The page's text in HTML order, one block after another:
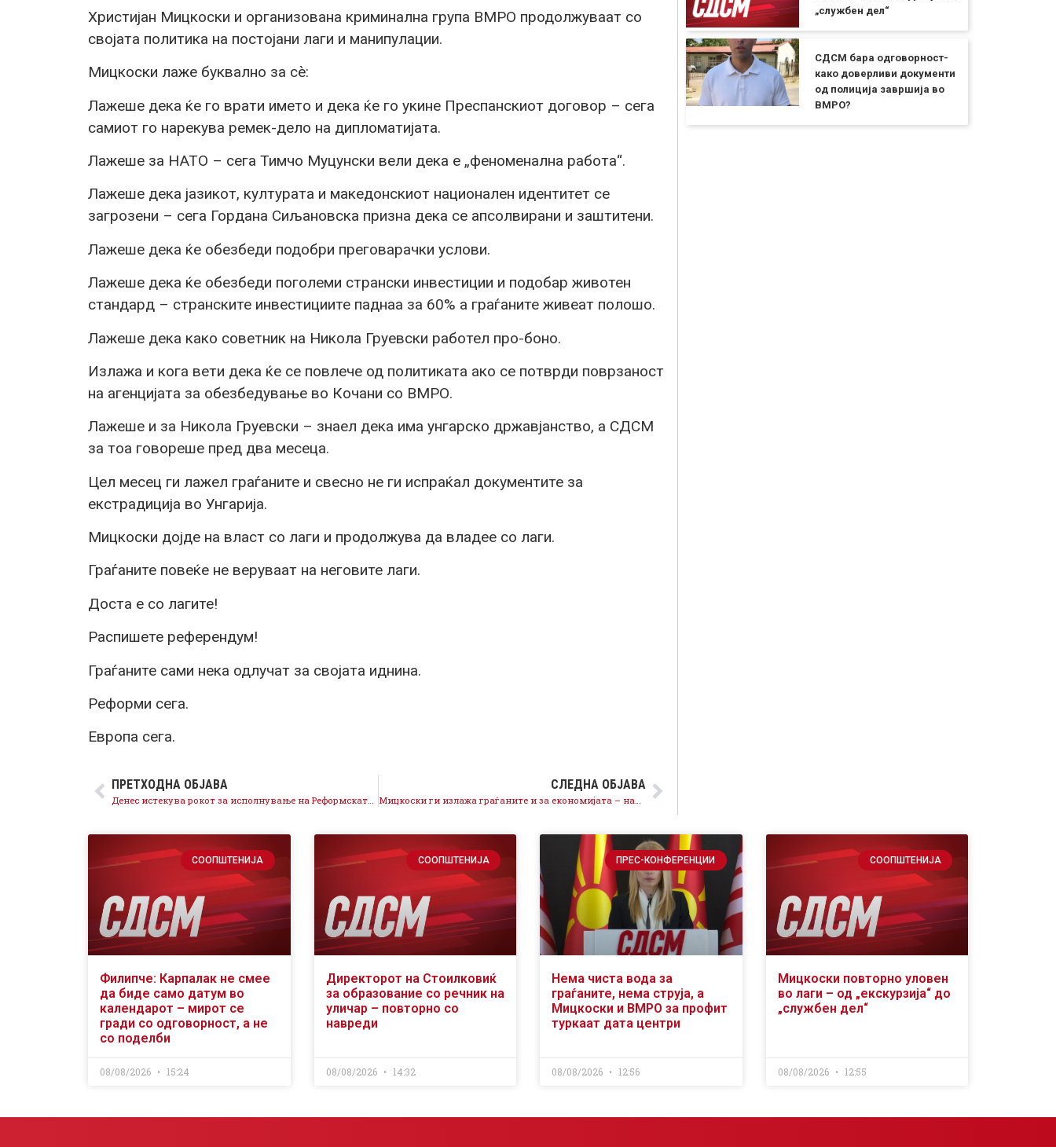
Христијан Мицкоски и организована криминална група ВМРО продолжуваат со
својата политика на постојани лаги и манипулации.
Мицкоски лаже буквално за сè:
Лажеше дека ќе го врати името и дека ќе го укине Преспанскиот договор – сега
самиот го нарекува ремек-дело на дипломатијата.
Лажеше за НАТО – сега Тимчо Муцунски вели дека е „феноменална работа“.
Лажеше дека јазикот, културата и македонскиот национален идентитет се
загрозени – сега Гордана Сиљановска призна дека се апсолвирани и заштитени.
Лажеше дека ќе обезбеди подобри преговарачки услови.
Лажеше дека ќе обезбеди поголеми странски инвестиции и подобар животен
стандард – странските инвестициите паднаа за 60% а граѓаните живеат полошо.
Лажеше дека како советник на Никола Груевски работел про-боно.
Излажа и кога вети дека ќе се повлече од политиката ако се потврди поврзаност
на агенцијата за обезбедување во Кочани со ВМРО.
Лажеше и за Никола Груевски – знаел дека има унгарско државјанство, а СДСМ
за тоа говореше пред два месеца.
Цел месец ги лажел граѓаните и свесно не ги испраќал документите за
екстрадиција во Унгарија.
Мицкоски дојде на власт со лаги и продолжува да владее со лаги.
Граѓаните повеќе не веруваат на неговите лаги.
Доста е со лагите!
Распишете референдум!
Граѓаните сами нека одлучат за својата иднина.
Реформи сега.
Европа сега.
ПРЕТХОДНА ОБЈАВА СЛЕДНА ОБЈАВА
„службен дел“
СДСМ бара одговорност-
како доверливи документи
од полиција завршија во
ВМРО?
СООПШТЕНИЈА
Филипче: Карпалак не смее
да биде само датум во
календарот – мирот се
гради со одговорност, а не
со поделби
08/08/2026 15:24
СООПШТЕНИЈА
Директорот на Стоилковиќ
за образование со речник на
уличар – повторно со
навреди
08/08/2026 14:32
ПРЕС-КОНФЕРЕНЦИИ
Нема чиста вода за
граѓаните, нема струја, а
Мицкоски и ВМРО за профит
туркаат дата центри
08/08/2026 12:56
СООПШТЕНИЈА
Мицкоски повторно уловен
во лаги – од „екскурзија“ до
„службен дел“
08/08/2026 12:55